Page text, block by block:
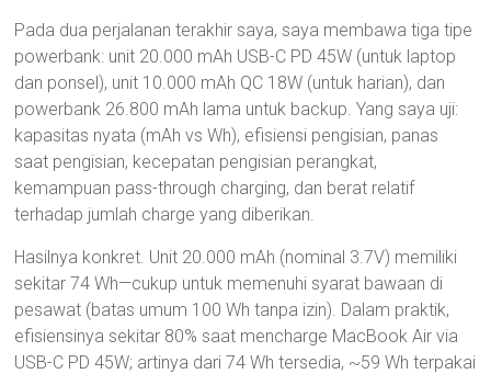
Pada dua perjalanan terakhir saya, saya membawa tiga tipe
powerbank: unit 20.000 mAh USB-C PD 45W (untuk laptop
dan ponsel), unit 10.000 mAh QC 18W (untuk harian), dan
powerbank 26.800 mAh lama untuk backup. Yang saya uji:
kapasitas nyata (mAh vs Wh), efisiensi pengisian, panas
saat pengisian, kecepatan pengisian perangkat,
kemampuan pass-through charging, dan berat relatif
terhadap jumlah charge yang diberikan.
Hasilnya konkret. Unit 20.000 mAh (nominal 3.7V) memiliki
sekitar 74 Wh—cukup untuk memenuhi syarat bawaan di
pesawat (batas umum 100 Wh tanpa izin). Dalam praktik,
efisiensinya sekitar 80% saat mencharge MacBook Air via
USB-C PD 45W; artinya dari 74 Wh tersedia, ~59 Wh terpakai